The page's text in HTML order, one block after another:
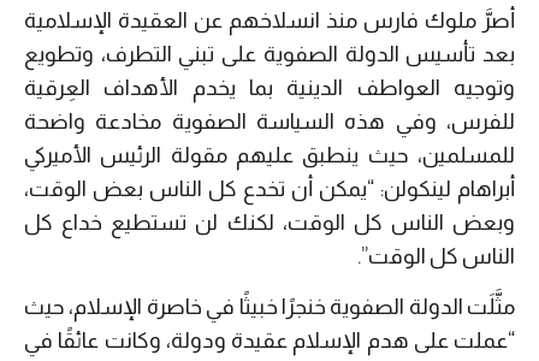
أصرَّ ملوك فارس منذ انسلاخهم عن العقيدة الإسلامية
بعد تأسيس الدولة الصفوية على تبني التطرف، وتطويع
وتوجيه العواطف الدينية بما يخدم الأهداف العِرقية
للفرس، وفي هذه السياسة الصفوية مخادعة واضحة
للمسلمين، حيث ينطبق عليهم مقولة الرئيس الأميركي
أبراهام لينكولن: “يمكن أن تخدع كل الناس بعض الوقت،
وبعض الناس كل الوقت، لكنك لن تستطيع خداع كل
الناس كل الوقت”.
مثَّلَت الدولة الصفوية خنجرًا خبيثًا في خاصرة الإسلام، حيث
“عملت على هدم الإسلام عقيدة ودولة، وكانت عائقًا في